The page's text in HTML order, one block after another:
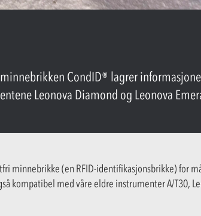
CondID® lagrer
Leonova Diamond og Leonova
minnebrikke (en RFID-identifikasjonsbrikke) for
kompatibel med våre eldre instrumenter A/T30,